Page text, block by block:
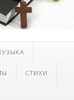
СТИХИ